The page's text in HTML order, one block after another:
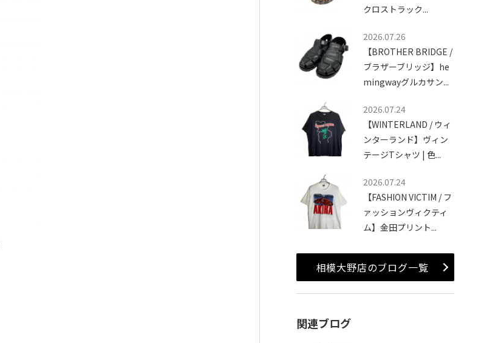
クロストラック...
2026.07.26
【BROTHER BRIDGE /
ブラザーブリッジ】he
mingwayグルカサン...
2026.07.24
【WINTERLAND / ウィ
ンターランド】ヴィン
テージTシャツ | 色...
2026.07.24
【FASHION VICTIM / フ
ァッションヴィクティ
ム】金田プリント...
相模大野店のブログ一覧
関連ブログ